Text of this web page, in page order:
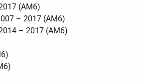
(AM6)
– 2017 (AM6)
– 2017 (AM6)